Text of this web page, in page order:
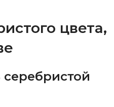
цвета,
серебристой